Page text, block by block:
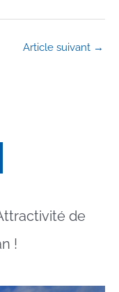
Article suivant →
de
!